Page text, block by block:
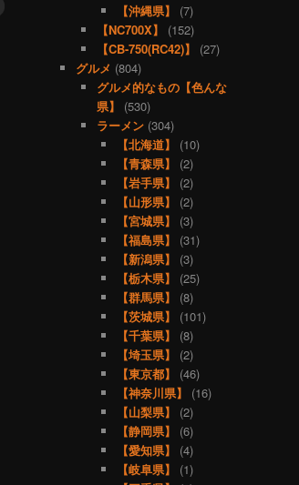
【沖縄県】
(7)
【NC700X】
(152)
【CB-750(RC42)】
(27)
グルメ (804)
グルメ的なもの【色んな
県】
(530)
ラーメン(304)
【北海道】
(10)
【青森県】
(2)
【岩手県】
(2)
【山形県】
(2)
【宮城県】
(3)
【福島県】
(31)
【新潟県】
(3)
【栃木県】
(25)
【群馬県】
(8)
【茨城県】
(101)
【千葉県】
(8)
【埼玉県】
(2)
【東京都】
(46)
【神奈川県】
(16)
【山梨県】
(2)
【静岡県】
(6)
【愛知県】
(4)
【岐阜県】
(1)